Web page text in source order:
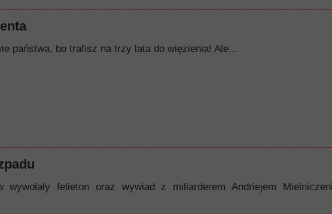
państwa, bo trafisz na trzy lata do więzienia! Ale...
wywołały felieton oraz wywiad z miliarderem Andriejem